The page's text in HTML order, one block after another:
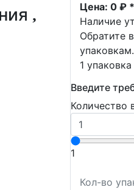
Цена: 0 ₽
Наличие
Обратите
упаковкам.
1
Введите
Количество
1
Кол-во